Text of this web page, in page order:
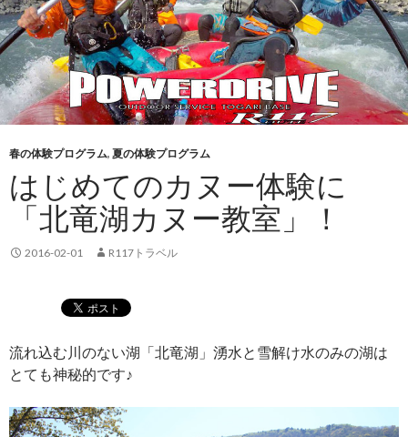
春の体験プログラム, 夏の体験プログラム
はじめてのカヌー体験に
「北竜湖カヌー教室」！
2016-02-01 R117トラベル
流れ込む川のない湖「北竜湖」湧水と雪解け水のみの湖は
とても神秘的です♪